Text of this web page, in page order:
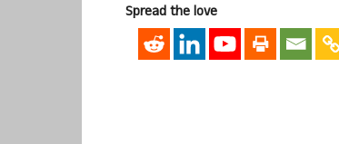
Spread the love